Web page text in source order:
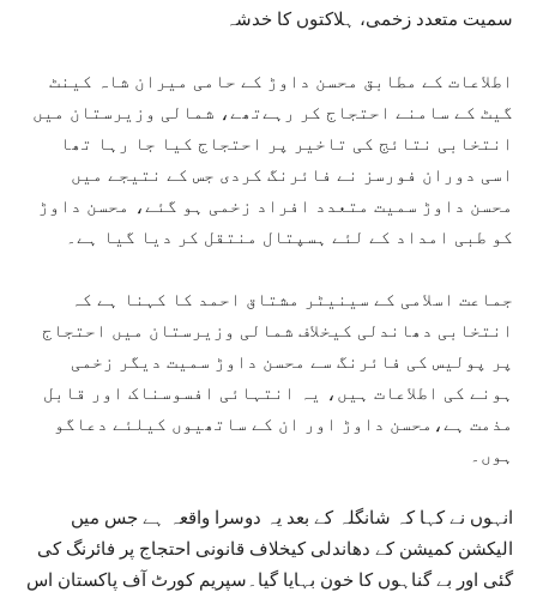
سمیت متعدد زخمی، ہلاکتوں کا خدشہ
اطلاعات کے مطابق محسن داوڑ کے حامی میران شاہ کینٹ
گیٹ کے سامنے احتجاج کر رہےتھے، شمالی وزیرستان میں
انتخابی نتائج کی تاخیر پر احتجاج کیا جا رہا تھا
اسی دوران فورسز نے فائرنگ کردی جس کے نتیجے میں
محسن داوڑ سمیت متعدد افراد زخمی ہو گئے، محسن داوڑ
کو طبی امداد کے لئے ہسپتال منتقل کر دیا گیا ہے۔
جماعت اسلامی کے سینیٹر مشتاق احمد کا کہنا ہے کہ
انتخابی دھاندلی کیخلاف شمالی وزیرستان میں احتجاج
پر پولیس کی فائرنگ سے محسن داوڑ سمیت دیگر زخمی
ہونے کی اطلاعات ہیں، یہ انتہائی افسوسناک اور قابل
مذمت ہے،محسن داوڑ اور ان کے ساتھیوں کیلئے دعاگو
ہوں۔
انہوں نے کہا کہ شانگلہ کے بعد یہ دوسرا واقعہ ہے جس میں
الیکشن کمیشن کے دھاندلی کیخلاف قانونی احتجاج پر فائرنگ کی
گئی اور بے گناہوں کا خون بہایا گیا۔سپریم کورٹ آف پاکستان اس